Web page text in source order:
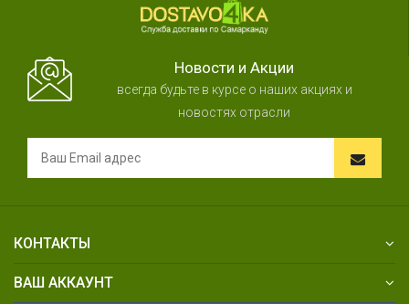
Новости и Акции
всегда будьте в курсе о наших акциях и
новостях отрасли
КОНТАКТЫ
ВАШ АККАУНТ